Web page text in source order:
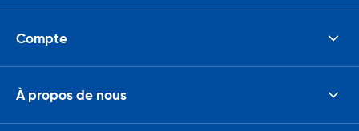
Compte
À propos de nous